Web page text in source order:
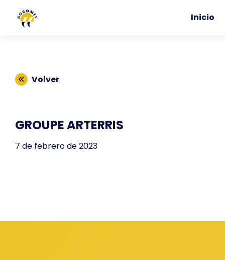
Inicio
Volver
GROUPE ARTERRIS
7 de febrero de 2023